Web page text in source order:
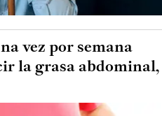
vez por semana
la grasa abdominal,